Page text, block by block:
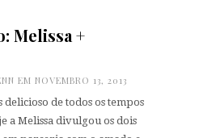
Melissa +
EM NOVEMBRO 13, 2013
delicioso de todos os tempos
a Melissa divulgou os dois